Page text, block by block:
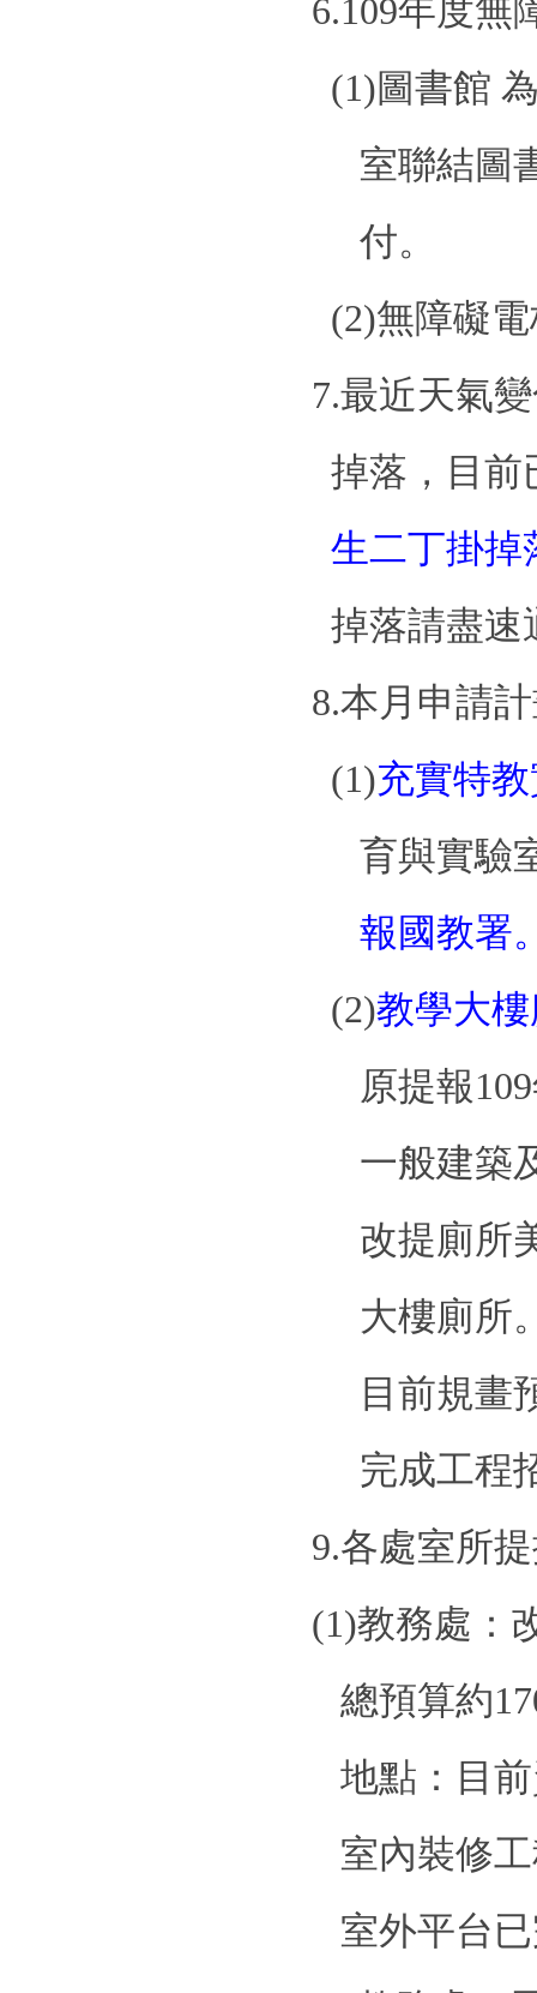
6.109年度無
(1)圖書館
室聯結圖
付。
(2)無障礙
7.最近天氣
掉落，目前
生二丁掛掉
掉落請盡速
8.本月申請
(1)充實特
育與實驗
報國教署
(2)教學大
原提報109
一般建築
改提廁所
大樓廁所
目前規畫
完成工程
9.各處室所
(1)教務處：
總預算約
地點：目
室內裝修
室外平台